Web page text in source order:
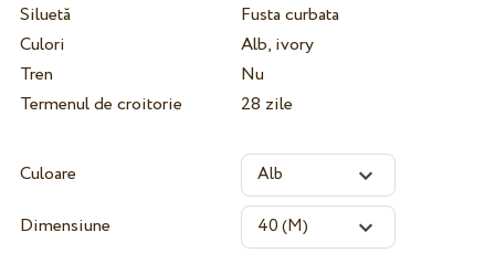
Siluetă
Fusta curbata
Culori
Alb, ivory
Tren
Nu
Termenul de croitorie
28 zile
Culoare
Dimensiune